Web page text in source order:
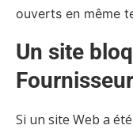
ouverts en même
Un site
Si un site Web a